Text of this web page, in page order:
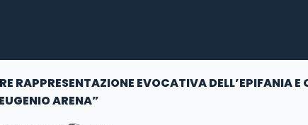
RAPPRESENTAZIONE EVOCATIVA DELL’EPIFANIA
ARENA”